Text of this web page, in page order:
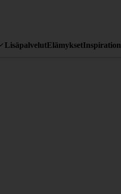
LisäpalvelutElämyksetInspiration